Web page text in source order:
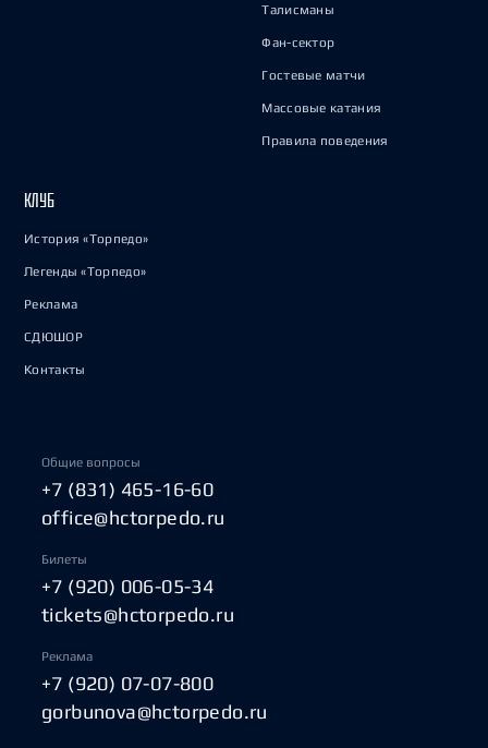
Талисманы
Фан-сектор
Гостевые матчи
Массовые катания
Правила поведения
КЛУБ
История «Торпедо»
Легенды «Торпедо»
Реклама
СДЮШОР
Контакты
Общие вопросы
+7 (831) 465-16-60
office@hctorpedo.ru
Билеты
+7 (920) 006-05-34
tickets@hctorpedo.ru
Реклама
+7 (920) 07-07-800
gorbunova@hctorpedo.ru